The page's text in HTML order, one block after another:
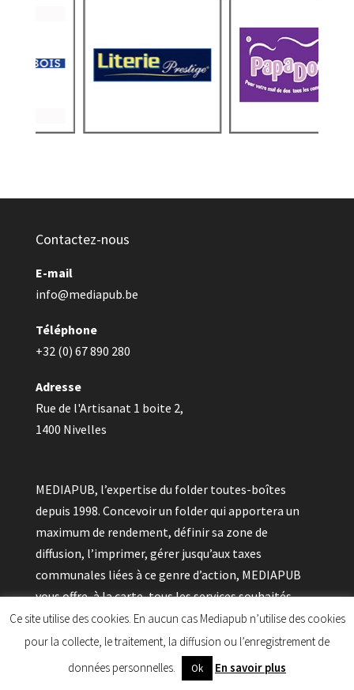
Contactez-nous
E-mail
info@mediapub.be
Téléphone
+32 (0) 67 890 280
Adresse
Rue de l'Artisanat 1 boite 2,
1400 Nivelles
MEDIAPUB, l’expertise du folder toutes-boîtes
depuis 1998. Concevoir un folder qui apportera un
maximum de rendement, définir sa zone de
diffusion, l’imprimer, gérer jusqu’aux taxes
communales liées à ce genre d’action, MEDIAPUB
vous offre, à la carte, tous les services souhaités.
Ce site utilise des cookies. En aucun cas Mediapub n’utilise des cookies
pour la collecte, le traitement, la diffusion ou l’enregistrement de
données personnelles.
Ok En savoir plus